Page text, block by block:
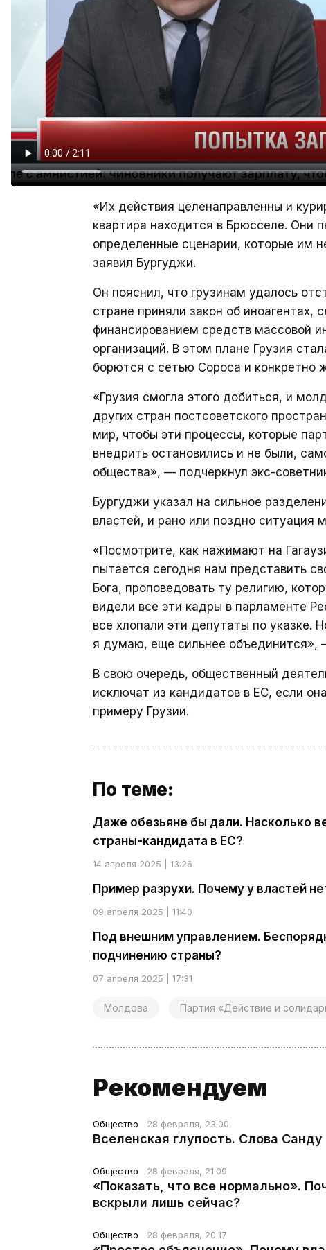
«Их действия целенаправленны и
квартира находится в Брюсселе. Они
определенные сценарии, которые им
заявил Бургуджи.
Он пояснил, что грузинам удалось
стране приняли закон об иноагентах,
финансированием средств массовой
организаций. В этом плане Грузия
борются с сетью Сороса и
«Грузия смогла этого добиться, и
других стран постсоветского
мир, чтобы эти процессы, которые
внедрить остановились и не были,
общества», — подчеркнул экс-
Бургуджи указал на сильное
властей, и рано или поздно ситуация
«Посмотрите, как нажимают на
пытается сегодня нам представить
Бога, проповедовать ту религию,
видели все эти кадры в парламенте
все хлопали эти депутаты по указке.
я думаю, еще сильнее объединится»,
В свою очередь, общественный
исключат из кандидатов в ЕС, если
примеру Грузии.
По теме:
Даже обезьяне бы дали. Насколько
страны-кандидата в ЕС?
14 апреля 2025 | 13:26
Пример разрухи. Почему у властей
09 апреля 2025 | 11:40
Под внешним управлением.
подчинению страны?
07 апреля 2025 | 17:31
Молдова Партия «Действие и
Рекомендуем
Общество 28 февраля, 23:00
Вселенская глупость. Слова
Общество 28 февраля, 21:09
«Показать, что все нормально».
вскрыли лишь сейчас?
Общество 28 февраля, 20:17